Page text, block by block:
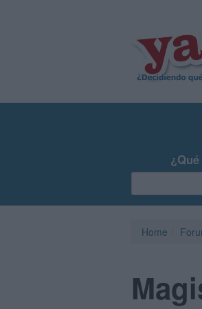
Home